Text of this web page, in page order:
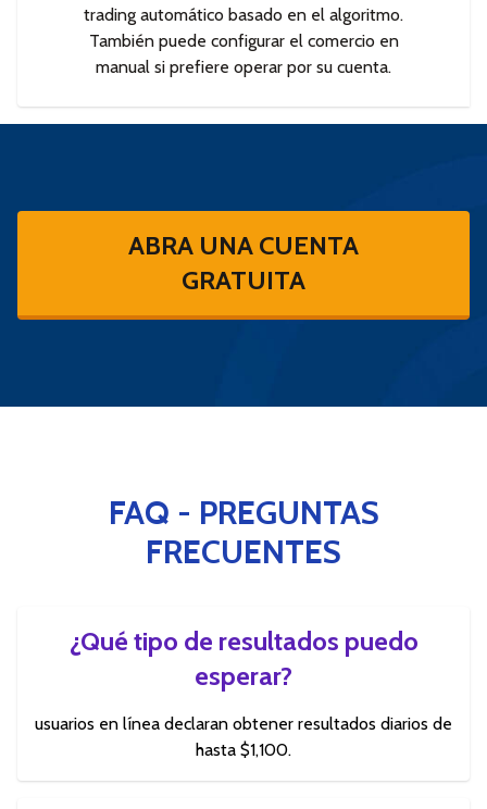
trading automático basado en el algoritmo.
También puede configurar el comercio en
manual si prefiere operar por su cuenta.
ABRA UNA CUENTA
GRATUITA
FAQ - PREGUNTAS
FRECUENTES
¿Qué tipo de resultados puedo
esperar?
usuarios en línea declaran obtener resultados diarios de
hasta $1,100.